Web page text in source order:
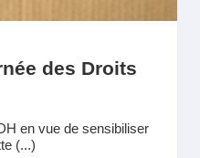
des Droits
en vue de sensibiliser
(...)